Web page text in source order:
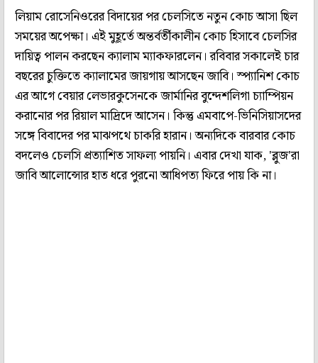
লিয়াম রোসেনিওরের বিদায়ের পর চেলসিতে নতুন কোচ আসা ছিল
সময়ের অপেক্ষা। এই মুহূর্তে অন্তর্বর্তীকালীন কোচ হিসাবে চেলসির
দায়িত্ব পালন করছেন ক্যালাম ম্যাকফারলেন। রবিবার সকালেই চার
বছরের চুক্তিতে ক্যালামের জায়গায় আসছেন জাবি। স্প্যানিশ কোচ
এর আগে বেয়ার লেভারকুসেনকে জার্মানির বুন্দেশলিগা চ্যাম্পিয়ন
করানোর পর রিয়াল মাদ্রিদে আসেন। কিন্তু এমবাপে-ভিনিসিয়াসদের
সঙ্গে বিবাদের পর মাঝপথে চাকরি হারান। অন্যদিকে বারবার কোচ
বদলেও চেলসি প্রত্যাশিত সাফল্য পায়নি। এবার দেখা যাক, 'ব্লুজ'রা
জাবি আলোন্সোর হাত ধরে পুরনো আধিপত্য ফিরে পায় কি না।